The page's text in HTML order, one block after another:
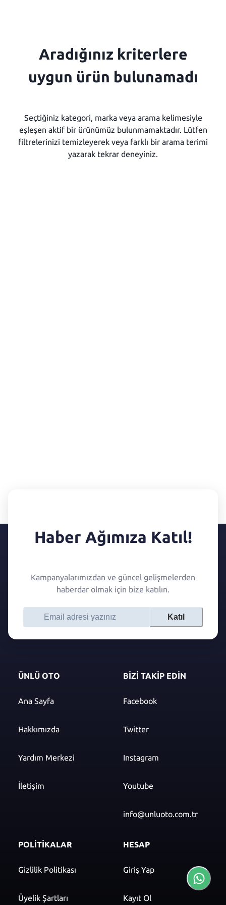
Aradığınız kriterlere
uygun ürün bulunamadı
Seçtiğiniz kategori, marka veya arama kelimesiyle
eşleşen aktif bir ürünümüz bulunmamaktadır. Lütfen
filtrelerinizi temizleyerek veya farklı bir arama terimi
yazarak tekrar deneyiniz.
Haber Ağımıza Katıl!
Kampanyalarımızdan ve güncel gelişmelerden
haberdar olmak için bize katılın.
Katıl
ÜNLÜ OTO
Ana Sayfa
Hakkımızda
Yardım Merkezi
İletişim
BİZİ TAKİP EDİN
Facebook
Twitter
Instagram
Youtube
info@unluoto.com.tr
POLİTİKALAR
Gizlilik Politikası
Üyelik Şartları
HESAP
Giriş Yap
Kayıt Ol